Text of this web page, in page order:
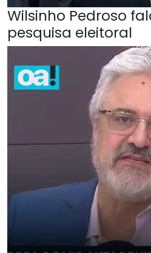
Wilsinho Pedroso
pesquisa eleitoral